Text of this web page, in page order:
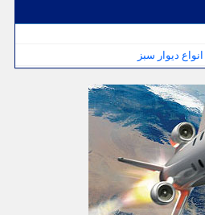
دیوار سبز